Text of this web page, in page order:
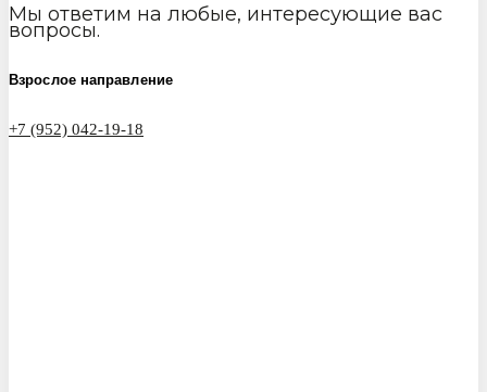
Мы ответим на любые, интересующие вас
вопросы.
Взрослое направление
+7 (952) 042-19-18